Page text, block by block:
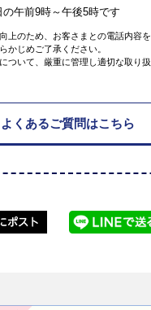
午前9時～午後5時です
上のため、お客さまとの電話内容
かじめご了承ください。
ついて、厳重に管理し適切な取り
よくあるご質問はこちら